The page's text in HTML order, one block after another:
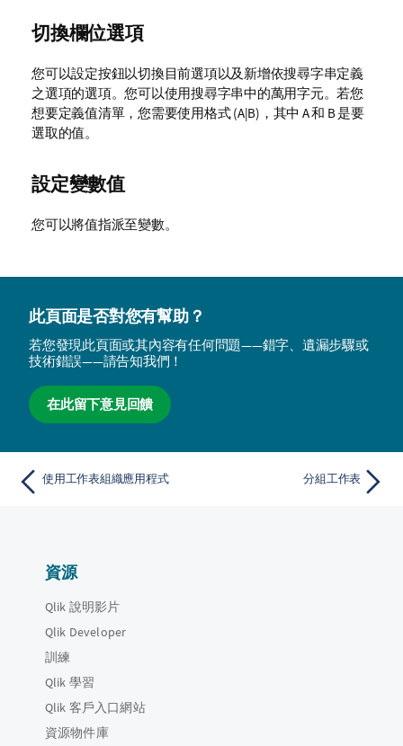
切換欄位選項
您可以設定按鈕以切換目前選項以及新增依搜尋字串定義
之選項的選項。您可以使用搜尋字串中的萬用字元。若您
想要定義值清單，您需要使用格式(A|B) ，其中 A 和 B 是要
選取的值。
設定變數值
您可以將值指派至變數。
此頁面是否對您有幫助？
若您發現此頁面或其內容有任何問題——錯字、遺漏步驟或
技術錯誤——請告知我們！
在此留下意見回饋
使用工作表組織應用程式 分組工作表
資源
Qlik 說明影片
Qlik Developer
訓練
Qlik 學習
Qlik 客戶入口網站
資源物件庫